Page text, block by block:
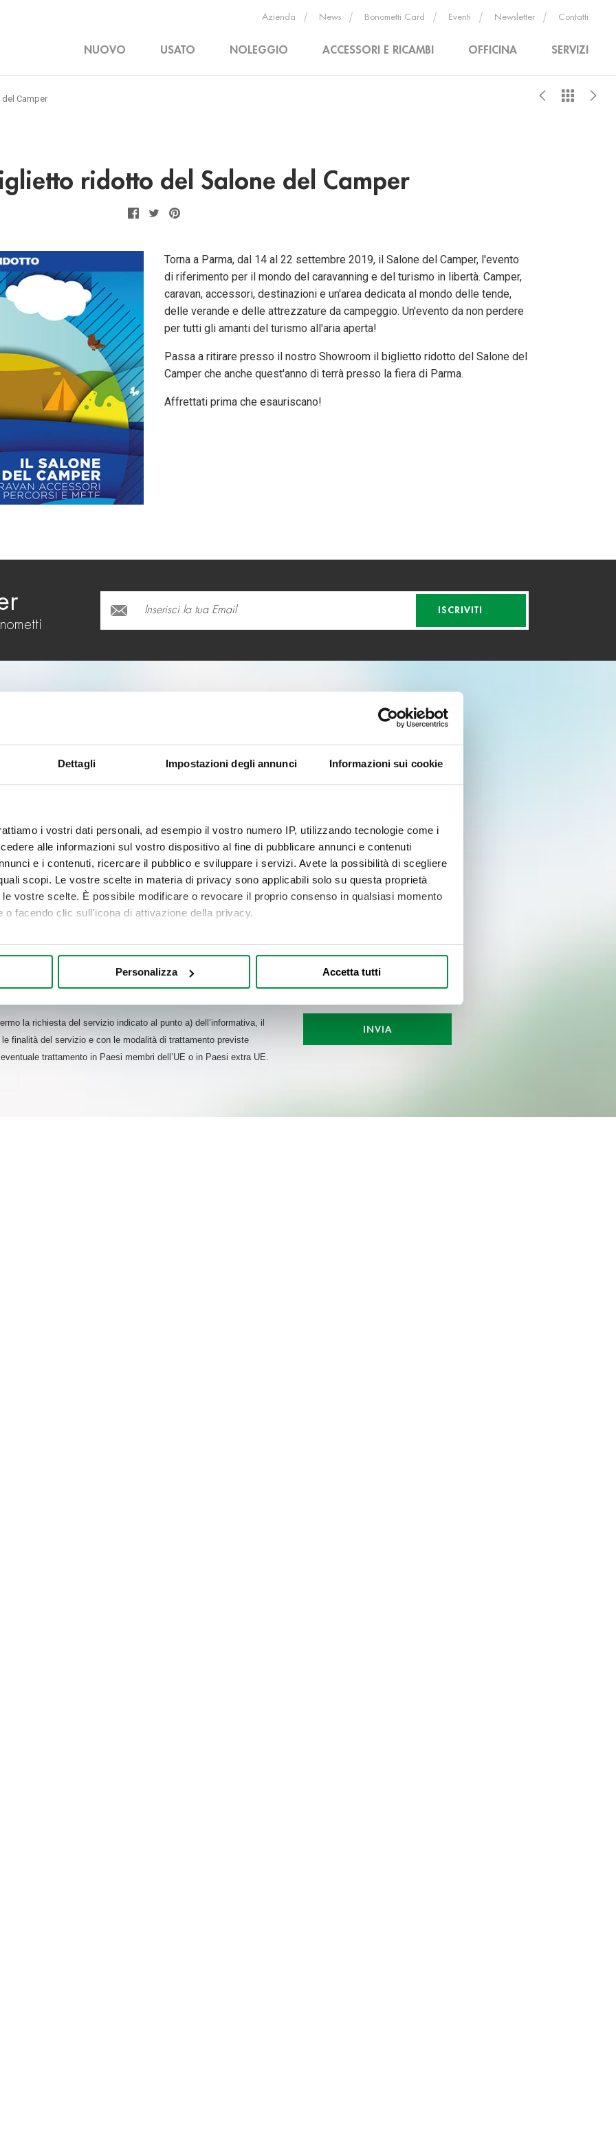
Dettagli Impostazioni degli annunci Informazioni sui cookie
i vostri dati personali, ad esempio il vostro numero IP, utilizzando tecnologie come i
alle informazioni sul vostro dispositivo al fine di pubblicare annunci e contenuti
e i contenuti, ricercare il pubblico e sviluppare i servizi. Avete la possibilità di scegliere
scopi. Le vostre scelte in materia di privacy sono applicabili solo su questa proprietà
vostre scelte. È possibile modificare o revocare il proprio consenso in qualsiasi momento
o facendo clic sull'icona di attivazione della privacy.
anche:
scansionandolo attivamente alla ricerca di caratteristiche specifiche (impronte
i tuoi dati personali e imposta le tue preferenze nella
sezione dettagli. Puoi
in qualsiasi momento dalla Dichiarazione sui cookie.
Personalizza Accetta tutti
NUOVO USATO NOLEGGIO ACCESSORI E RICAMBI OFFICINA SERVIZI
Azienda News Bonometti Card Eventi Newsletter Contatti
Camper
ridotto del Salone del Camper
Torna a Parma, dal 14 al 22 settembre 2019, il Salone del Camper, l'evento
di riferimento per il mondo del caravanning e del turismo in libertà. Camper,
caravan, accessori, destinazioni e un'area dedicata al mondo delle tende,
delle verande e delle attrezzature da campeggio. Un'evento da non perdere
per tutti gli amanti del turismo all'aria aperta!
Passa a ritirare presso il nostro Showroom il biglietto ridotto del Salone del
Camper che anche quest'anno di terrà presso la fiera di Parma.
Affrettati prima che esauriscano!
ISCRIVITI
(*) campi obbligatori
la richiesta del servizio indicato al punto a) dell’informativa, il
finalità del servizio e con le modalità di trattamento previste
trattamento in Paesi membri dell’UE o in Paesi extra UE.
INVIA